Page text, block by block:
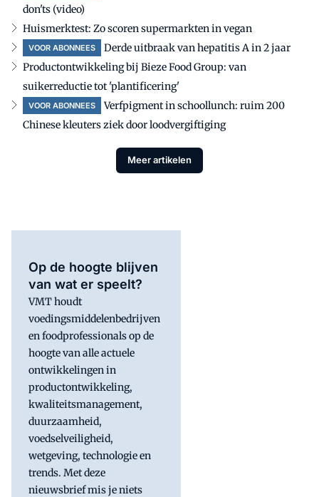
don'ts (video)
Huismerktest: Zo scoren supermarkten in vegan
VOOR ABONNEES
Derde uitbraak van hepatitis A in 2 jaar
Productontwikkeling bij Bieze Food Group: van
suikerreductie tot 'plantificering'
VOOR ABONNEES
Verfpigment in schoollunch: ruim 200
Chinese kleuters ziek door loodvergiftiging
Meer artikelen
Op de hoogte blijven
van wat er speelt?
VMT houdt
voedingsmiddelenbedrijven
en foodprofessionals op de
hoogte van alle actuele
ontwikkelingen in
productontwikkeling,
kwaliteitsmanagement,
duurzaamheid,
voedselveiligheid,
wetgeving, technologie en
trends. Met deze
nieuwsbrief mis je niets